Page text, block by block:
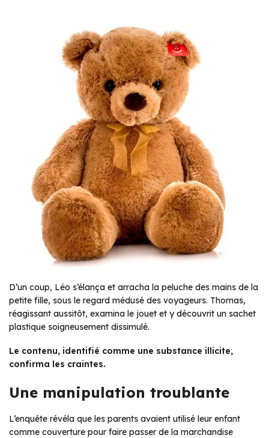
D’un coup, Léo s’élança et arracha la peluche des mains de la
petite fille, sous le regard médusé des voyageurs. Thomas,
réagissant aussitôt, examina le jouet et y découvrit un sachet
plastique soigneusement dissimulé.
Le contenu, identifié comme une substance illicite,
confirma les craintes.
Une manipulation troublante
L’enquête révéla que les parents avaient utilisé leur enfant
comme couverture pour faire passer de la marchandise